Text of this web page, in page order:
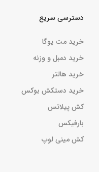
دسترسی سریع
خرید مت یوگا
خرید دمبل و وزنه
خرید هالتر
خرید دستکش بوکس
کش پیلاتس
بارفیکس
کش مینی لوپ